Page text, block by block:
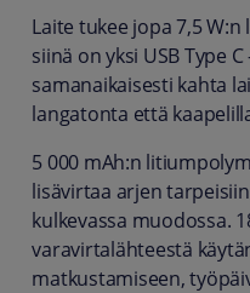
Laite tukee jopa 7,5
siinä on yksi USB Type
samanaikaisesti kahta
langatonta että
5 000 mAh:n
lisävirtaa arjen
kulkevassa muodossa.
varavirtalähteestä
matkustamiseen,